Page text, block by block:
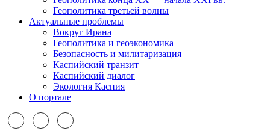
Геополитика третьей волны
Актуальные проблемы
Вокруг Ирана
Геополитика и геоэкономика
Безопасность и милитаризация
Каспийский транзит
Каспийский диалог
Экология Каспия
О портале